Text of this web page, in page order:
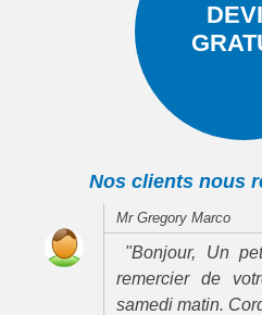
Nos clients nous
Mr Gregory Marco
"Bonjour, Un
remercier de
samedi matin.